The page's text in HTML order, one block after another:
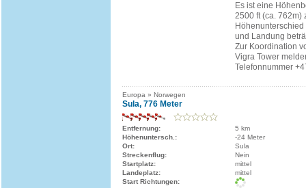
Es ist eine
2500 ft (ca. 762m)
und Landung
Zur Koordination
Vigra Tower
Telefonnummer
Europa » Norwegen
Sula, 776 Meter
Entfernung:
5 km
Höhenuntersch.:
-24 Meter
Ort:
Sula
Streckenflug:
Nein
Startplatz:
mittel
Landeplatz:
mittel
Start Richtungen: